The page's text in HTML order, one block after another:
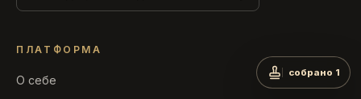
собрано 1
ПЛАТФОРМА
О себе